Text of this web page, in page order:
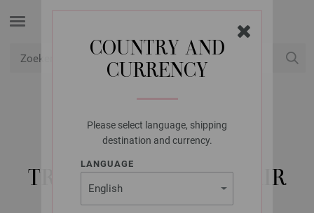
COUNTRY AND
CURRENCY
Please select language, shipping
destination and currency.
LANGUAGE
LANA GROSSA
RAGLANVEST IN
TRICOTSTEEK SILKHAIR